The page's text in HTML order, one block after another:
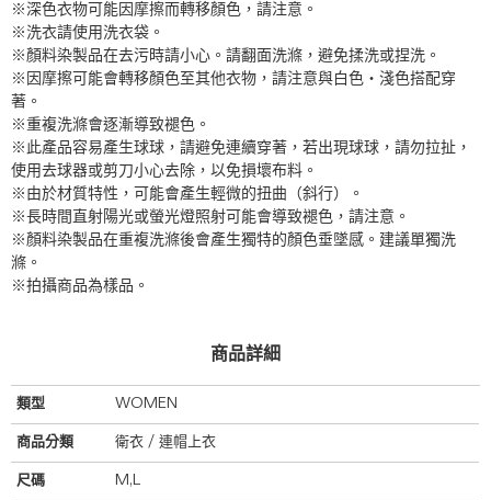
※深色衣物可能因摩擦而轉移顏色，請注意。
※洗衣請使用洗衣袋。
※顏料染製品在去污時請小心。請翻面洗滌，避免揉洗或捏洗。
※因摩擦可能會轉移顏色至其他衣物，請注意與白色・淺色搭配穿
著。
※重複洗滌會逐漸導致褪色。
※此產品容易產生球球，請避免連續穿著，若出現球球，請勿拉扯，
使用去球器或剪刀小心去除，以免損壞布料。
※由於材質特性，可能會產生輕微的扭曲（斜行）。
※長時間直射陽光或螢光燈照射可能會導致褪色，請注意。
※顏料染製品在重複洗滌後會產生獨特的顏色垂墜感。建議單獨洗
滌。
※拍攝商品為樣品。
商品詳細
類型 WOMEN
商品分類 衛衣 / 連帽上衣
尺碼 M,L